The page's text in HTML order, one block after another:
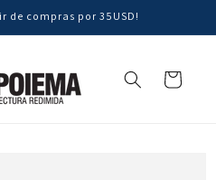
de compras por 35USD!
Carrito